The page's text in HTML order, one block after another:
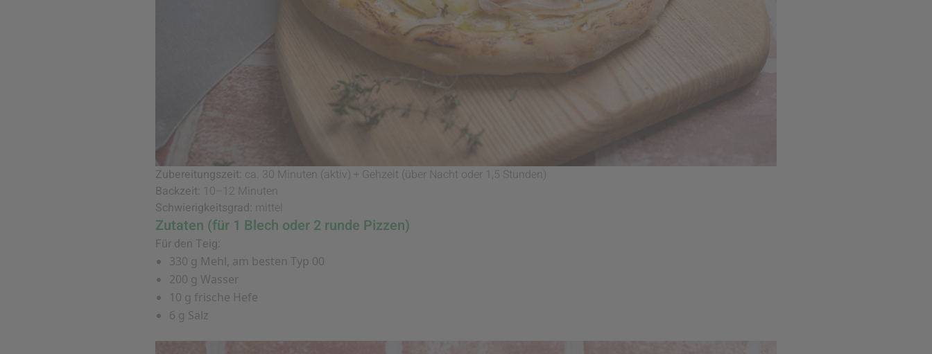
Zubereitungszeit: ca. 30 Minuten (aktiv) + Gehzeit (über Nacht oder 1,5 Stunden)
Backzeit: 10–12 Minuten
Schwierigkeitsgrad: mittel
Zutaten (für 1 Blech oder 2 runde Pizzen)
Für den Teig:
330 g Mehl, am besten Typ 00
200 g Wasser
10 g frische Hefe
6 g Salz